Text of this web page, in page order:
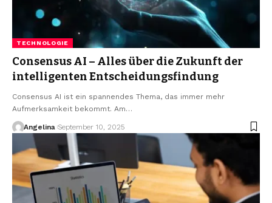
TECHNOLOGIE
Consensus AI – Alles über die Zukunft der
intelligenten Entscheidungsfindung
Consensus AI ist ein spannendes Thema, das immer mehr
Aufmerksamkeit bekommt. Am…
Angelina September 10, 2025